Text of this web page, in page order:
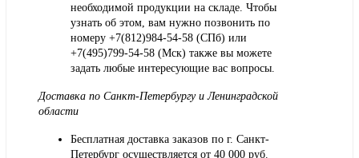
необходимой продукции на складе. Чтобы
узнать об этом, вам нужно позвонить по
номеру +7(812)984-54-58 (СПб) или
+7(495)799-54-58 (Мск) также вы можете
задать любые интересующие вас вопросы.
Доставка по Санкт-Петербургу и Ленинградской
области
Бесплатная доставка заказов по г. Санкт-
Петербург осуществляется от 40 000 руб.